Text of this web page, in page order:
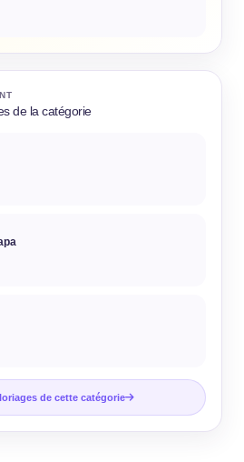
de la catégorie
de cette catégorie